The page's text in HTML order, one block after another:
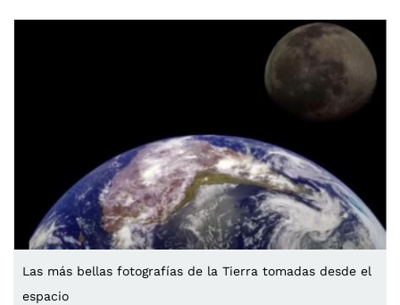
Las más bellas fotografías de la Tierra tomadas desde el
espacio